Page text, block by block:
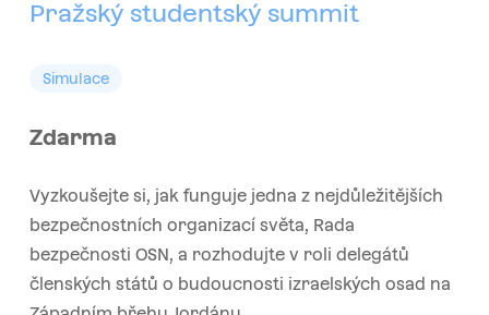
Pražský studentský summit
Simulace
Zdarma
Vyzkoušejte si, jak funguje jedna z nejdůležitějších
bezpečnostních organizací světa, Rada
bezpečnosti OSN, a rozhodujte v roli delegátů
členských států o budoucnosti izraelských osad na